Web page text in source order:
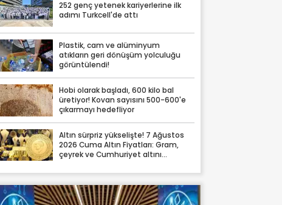
252 genç yetenek kariyerlerine ilk
adımı Turkcell'de attı
Plastik, cam ve alüminyum
atıkların geri dönüşüm yolculuğu
görüntülendi!
Hobi olarak başladı, 600 kilo bal
üretiyor! Kovan sayısını 500-600'e
çıkarmayı hedefliyor
Altın sürpriz yükselişte! 7 Ağustos
2026 Cuma Altın Fiyatları: Gram,
çeyrek ve Cumhuriyet altını